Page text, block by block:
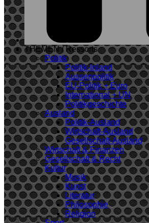
THEMEN / Ressorts
Politik
Politik-Inland
Aussenpolitik
EU-Politik + Euro
International + UN
Politikgeschichte
Ausland
Politik-Ausland
Wirtschaft-Ausland
Gesellschaft-Ausland
Wirtschaft & Finanzen
Gesellschaft & Recht
Kultur
Musik
Kunst
Literatur
Philosophie
Religion